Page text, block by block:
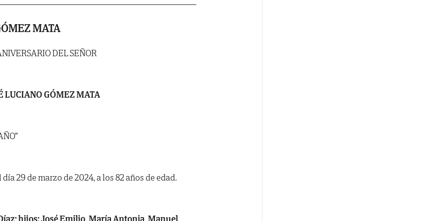
MATA
DEL SEÑOR
LUCIANO GÓMEZ MATA
29 de marzo de 2024, a los 82 años de edad.
hijos: José Emilio, María Antonia, Manuel